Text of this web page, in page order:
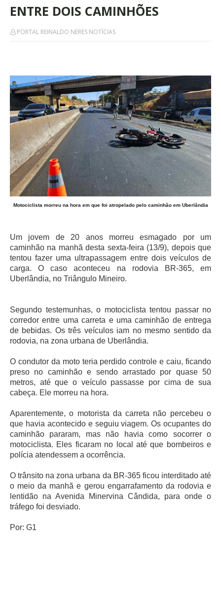
ENTRE DOIS CAMINHÕES
PORTAL REINALDO NERES NOTÍCIAS
Motociclista morreu na hora em que foi atropelado pelo caminhão em Uberlândia
Um jovem de 20 anos morreu esmagado por um
caminhão na manhã desta sexta-feira (13/9), depois que
tentou fazer uma ultrapassagem entre dois veículos de
carga. O caso aconteceu na rodovia BR-365, em
Uberlândia, no Triângulo Mineiro.
Segundo testemunhas, o motociclista tentou passar no
corredor entre uma carreta e uma caminhão de entrega
de bebidas. Os três veículos iam no mesmo sentido da
rodovia, na zona urbana de Uberlândia.
O condutor da moto teria perdido controle e caiu, ficando
preso no caminhão e sendo arrastado por quase 50
metros, até que o veículo passasse por cima de sua
cabeça. Ele morreu na hora.
Aparentemente, o motorista da carreta não percebeu o
que havia acontecido e seguiu viagem. Os ocupantes do
caminhão pararam, mas não havia como socorrer o
motociclista. Eles ficaram no local até que bombeiros e
polícia atendessem a ocorrência.
O trânsito na zona urbana da BR-365 ficou interditado até
o meio da manhã e gerou engarrafamento da rodovia e
lentidão na Avenida Minervina Cândida, para onde o
tráfego foi desviado.
Por: G1